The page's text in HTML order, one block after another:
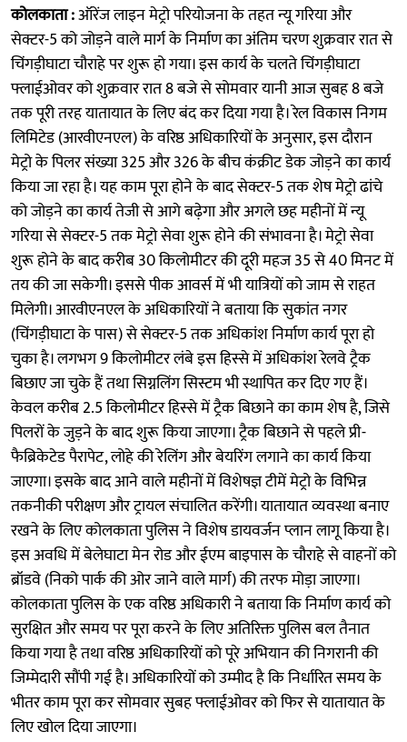
कोलकाता :ऑरेंज लाइन मेट्रो परियोजना के तहत न्यू गरिया और
सेक्टर-5 को जोड़ने वाले मार्ग के निर्माण का अंतिम चरण शुक्रवार रात से
चिंगड़ीघाटा चौराहे पर शुरू हो गया। इस कार्य के चलते चिंगड़ीघाटा
फ्लाईओवर को शुक्रवार रात 8 बजे से सोमवार यानी आज सुबह 8 बजे
तक पूरी तरह यातायात के लिए बंद कर दिया गया है। रेल विकास निगम
लिमिटेड (आरवीएनएल) के वरिष्ठ अधिकारियों के अनुसार, इस दौरान
मेट्रो के पिलर संख्या 325 और 326 के बीच कंक्रीट डेक जोड़ने का कार्य
किया जा रहा है। यह काम पूरा होने के बाद सेक्टर-5 तक शेष मेट्रो ढांचे
को जोड़ने का कार्य तेजी से आगे बढ़ेगा और अगले छह महीनों में न्यू
गरिया से सेक्टर-5 तक मेट्रो सेवा शुरू होने की संभावना है। मेट्रो सेवा
शुरू होने के बाद करीब 30 किलोमीटर की दूरी महज 35 से 40 मिनट में
तय की जा सकेगी। इससे पीक आवर्स में भी यात्रियों को जाम से राहत
मिलेगी। आरवीएनएल के अधिकारियों ने बताया कि सुकांत नगर
(चिंगड़ीघाटा के पास) से सेक्टर-5 तक अधिकांश निर्माण कार्य पूरा हो
चुका है। लगभग 9 किलोमीटर लंबे इस हिस्से में अधिकांश रेलवे ट्रैक
बिछाए जा चुके हैं तथा सिग्नलिंग सिस्टम भी स्थापित कर दिए गए हैं।
केवल करीब 2.5 किलोमीटर हिस्से में ट्रैक बिछाने का काम शेष है, जिसे
पिलरों के जुड़ने के बाद शुरू किया जाएगा। ट्रैक बिछाने से पहले प्री-
फैब्रिकेटेड पैरापेट, लोहे की रेलिंग और बेयरिंग लगाने का कार्य किया
जाएगा। इसके बाद आने वाले महीनों में विशेषज्ञ टीमें मेट्रो के विभिन्न
तकनीकी परीक्षण और ट्रायल संचालित करेंगी। यातायात व्यवस्था बनाए
रखने के लिए कोलकाता पुलिस ने विशेष डायवर्जन प्लान लागू किया है।
इस अवधि में बेलेघाटा मेन रोड और ईएम बाइपास के चौराहे से वाहनों को
ब्रॉडवे (निको पार्क की ओर जाने वाले मार्ग) की तरफ मोड़ा जाएगा।
कोलकाता पुलिस के एक वरिष्ठ अधिकारी ने बताया कि निर्माण कार्य को
सुरक्षित और समय पर पूरा करने के लिए अतिरिक्त पुलिस बल तैनात
किया गया है तथा वरिष्ठ अधिकारियों को पूरे अभियान की निगरानी की
जिम्मेदारी सौंपी गई है। अधिकारियों को उम्मीद है कि निर्धारित समय के
भीतर काम पूरा कर सोमवार सुबह फ्लाईओवर को फिर से यातायात के
लिए खोल दिया जाएगा।